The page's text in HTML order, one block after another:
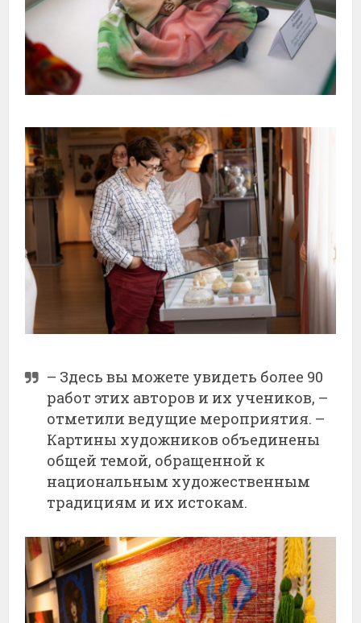
– Здесь вы можете увидеть более 90
работ этих авторов и их учеников, –
отметили ведущие мероприятия. –
Картины художников объединены
общей темой, обращенной к
национальным художественным
традициям и их истокам.